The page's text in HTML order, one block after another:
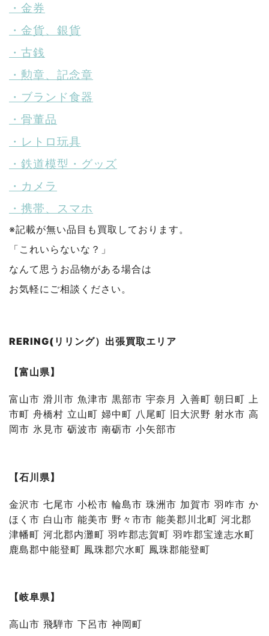
・金券
・金貨、銀貨
・古銭
・勲章、記念章
・ブランド食器
・骨董品
・レトロ玩具
・鉄道模型・グッズ
・カメラ
・携帯、スマホ
※記載が無い品目も買取しております。
「これいらないな？」
なんて思うお品物がある場合は
お気軽にご相談ください。
RERING(リリング）出張買取エリア
【富山県】
富山市 滑川市 魚津市 黒部市 宇奈月 入善町 朝日町 上
市町 舟橋村 立山町 婦中町 八尾町 旧大沢野 射水市 高
岡市 氷見市 砺波市 南砺市 小矢部市
【石川県】
金沢市 七尾市 小松市 輪島市 珠洲市 加賀市 羽咋市 か
ほく市 白山市 能美市 野々市市 能美郡川北町 河北郡
津幡町 河北郡内灘町 羽咋郡志賀町 羽咋郡宝達志水町
鹿島郡中能登町 鳳珠郡穴水町 鳳珠郡能登町
【岐阜県】
高山市 飛騨市 下呂市 神岡町